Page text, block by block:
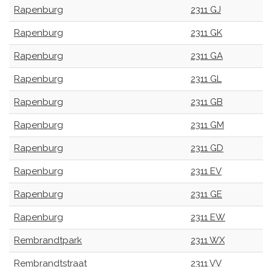
Rapenburg 2311 GJ
Rapenburg 2311 GK
Rapenburg 2311 GA
Rapenburg 2311 GL
Rapenburg 2311 GB
Rapenburg 2311 GM
Rapenburg 2311 GD
Rapenburg 2311 EV
Rapenburg 2311 GE
Rapenburg 2311 EW
Rembrandtpark 2311 WX
Rembrandtstraat 2311 VV